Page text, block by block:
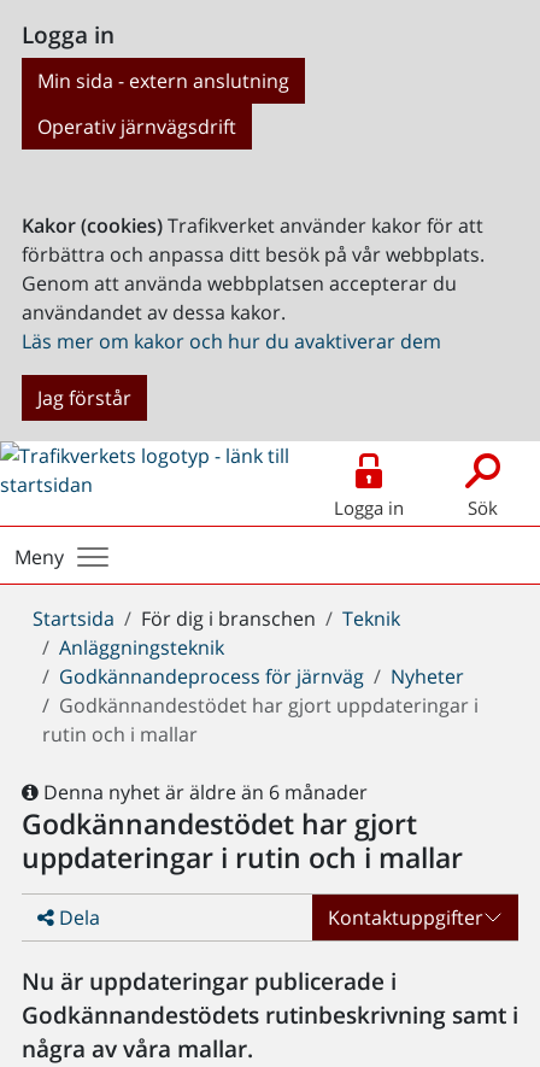
Logga in
Min sida - extern anslutning
Operativ järnvägsdrift
Kakor (cookies)Trafikverket använder kakor för att
förbättra och anpassa ditt besök på vår webbplats.
Genom att använda webbplatsen accepterar du
användandet av dessa kakor.
Läs mer om kakor och hur du avaktiverar dem
Jag förstår
Logga in Sök
Meny
Du
är
här:
Startsida För dig i branschen
Teknik
Anläggningsteknik
Godkännandeprocess för järnväg
Nyheter
Godkännandestödet har gjort uppdateringar i
rutin och i mallar
Denna nyhet är äldre än 6 månader
Godkännandestödet har gjort
uppdateringar i rutin och i mallar
Dela Kontaktuppgifter
Nu är uppdateringar publicerade i
Godkännandestödets rutinbeskrivning samt i
några av våra mallar.